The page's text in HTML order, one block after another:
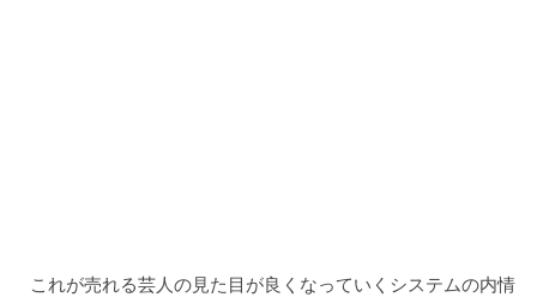
これが売れる芸人の見た目が良くなっていくシステムの内情